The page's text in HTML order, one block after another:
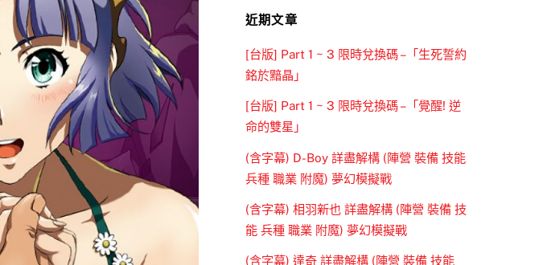
近期文章
[台版] Part 1 ~ 3 限時兌換碼 –「生死誓約
銘於黯晶」
[台版] Part 1 ~ 3 限時兌換碼 –「覺醒! 逆
命的雙星」
(含字幕) D-Boy 詳盡解構 (陣營 裝備 技能
兵種 職業 附魔) 夢幻模擬戰
(含字幕) 相羽新也 詳盡解構 (陣營 裝備 技
能 兵種 職業 附魔) 夢幻模擬戰
(含字幕) 達奇 詳盡解構 (陣營 裝備 技能